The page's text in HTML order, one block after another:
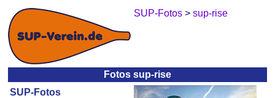
SUP-Fotos > sup-rise
Fotos sup-rise
SUP-Fotos